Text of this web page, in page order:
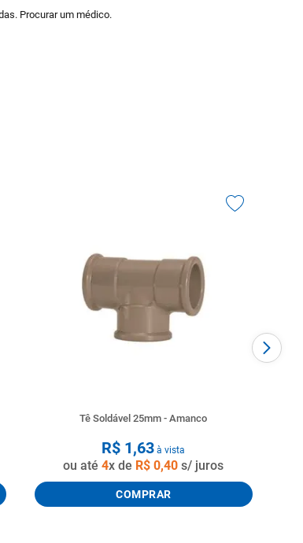
Procurar um médico.
Tê Soldável 25mm - Amanco
R$ 1,63 à vista
ou até4x de R$ 0,40 s/ juros
COMPRAR